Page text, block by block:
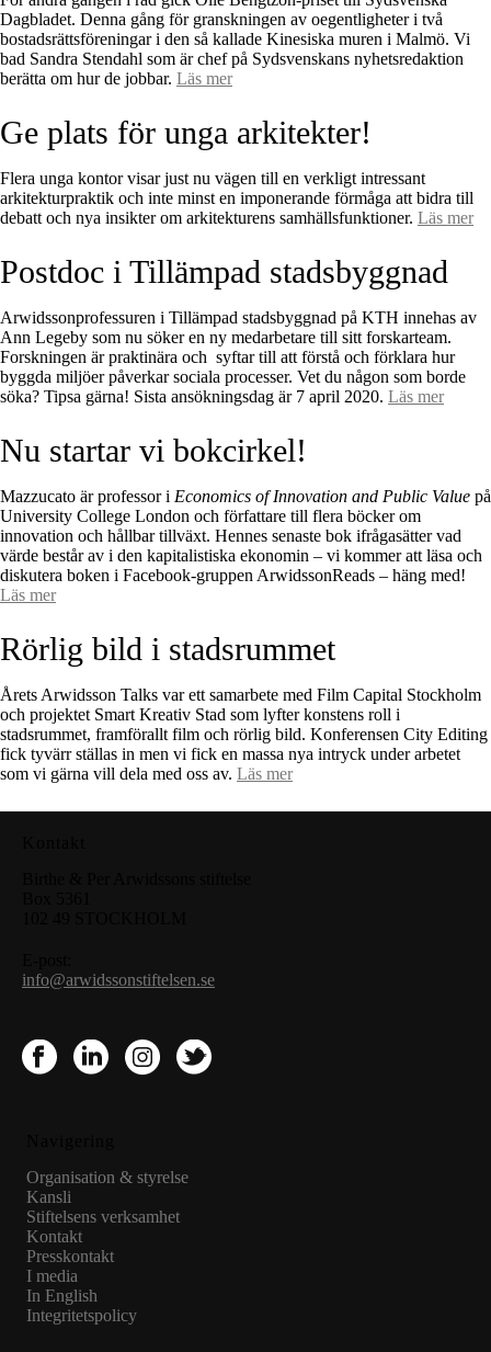
Dagbladet. Denna gång för granskningen av oegentligheter i två
bostadsrättsföreningar i den så kallade Kinesiska muren i Malmö. Vi
bad Sandra Stendahl som är chef på Sydsvenskans nyhetsredaktion
berätta om hur de jobbar. Läs mer
Ge plats för unga arkitekter!
Flera unga kontor visar just nu vägen till en verkligt intressant
arkitekturpraktik och inte minst en imponerande förmåga att bidra till
debatt och nya insikter om arkitekturens samhällsfunktioner. Läs mer
Postdoc i Tillämpad stadsbyggnad
Arwidssonprofessuren i Tillämpad stadsbyggnad på KTH innehas av
Ann Legeby som nu söker en ny medarbetare till sitt forskarteam.
Forskningen är praktinära och syftar till att förstå och förklara hur
byggda miljöer påverkar sociala processer. Vet du någon som borde
söka? Tipsa gärna! Sista ansökningsdag är 7 april 2020. Läs mer
Nu startar vi bokcirkel!
Mazzucato är professor i Economics of Innovation and Public Value på
University College London och författare till flera böcker om
innovation och hållbar tillväxt. Hennes senaste bok ifrågasätter vad
värde består av i den kapitalistiska ekonomin – vi kommer att läsa och
diskutera boken i Facebook-gruppen ArwidssonReads – häng med!
Läs mer
Rörlig bild i stadsrummet
Årets Arwidsson Talks var ett samarbete med Film Capital Stockholm
och projektet Smart Kreativ Stad som lyfter konstens roll i
stadsrummet, framförallt film och rörlig bild. Konferensen City Editing
fick tyvärr ställas in men vi fick en massa nya intryck under arbetet
som vi gärna vill dela med oss av. Läs mer
info@arwidssonstiftelsen.se
Organisation & styrelse
Kansli
Stiftelsens verksamhet
Kontakt
Presskontakt
I media
In English
Integritetspolicy